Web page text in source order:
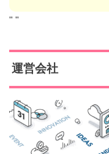
" "
運営会社